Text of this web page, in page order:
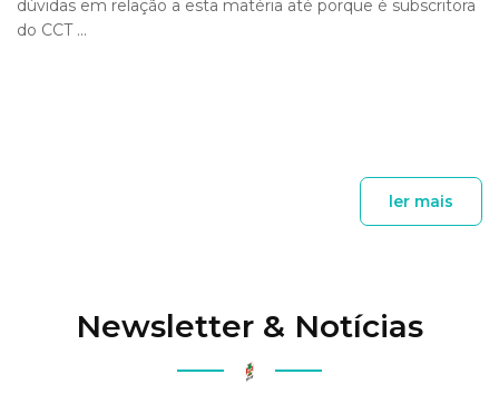
dúvidas em relação a esta matéria até porque é subscritora
do CCT ...
ler mais
Newsletter & Notícias